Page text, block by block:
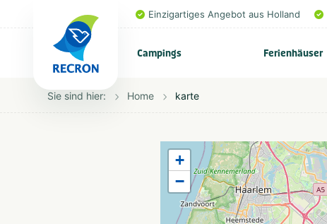
Einzigartiges Angebot aus Holland
Campings Ferienhäuser
Sie sind hier: Home karte
+
−